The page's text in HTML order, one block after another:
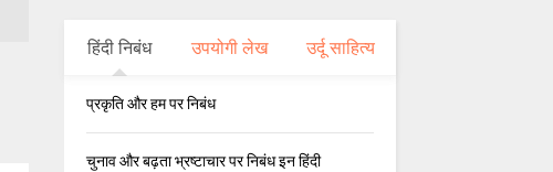
हिंदी निबंध उपयोगी लेख उर्दू साहित्य
प्रकृति और हम पर निबंध
चुनाव और बढ़ता भ्रष्टाचार पर निबंध इन हिंदी